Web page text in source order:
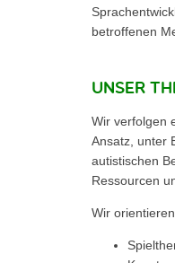
betroffenen
Unser
Wir verfolgen
Ansatz, unter
autistischen
Ressourcen
Wir